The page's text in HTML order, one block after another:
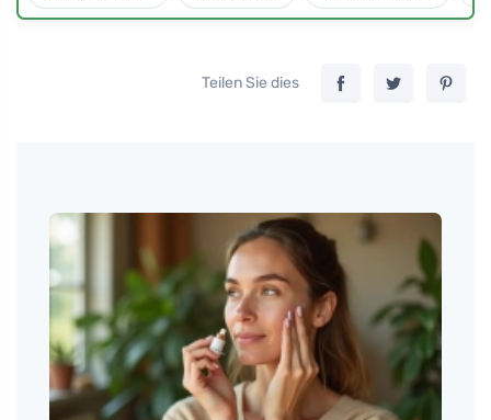
Teilen Sie dies